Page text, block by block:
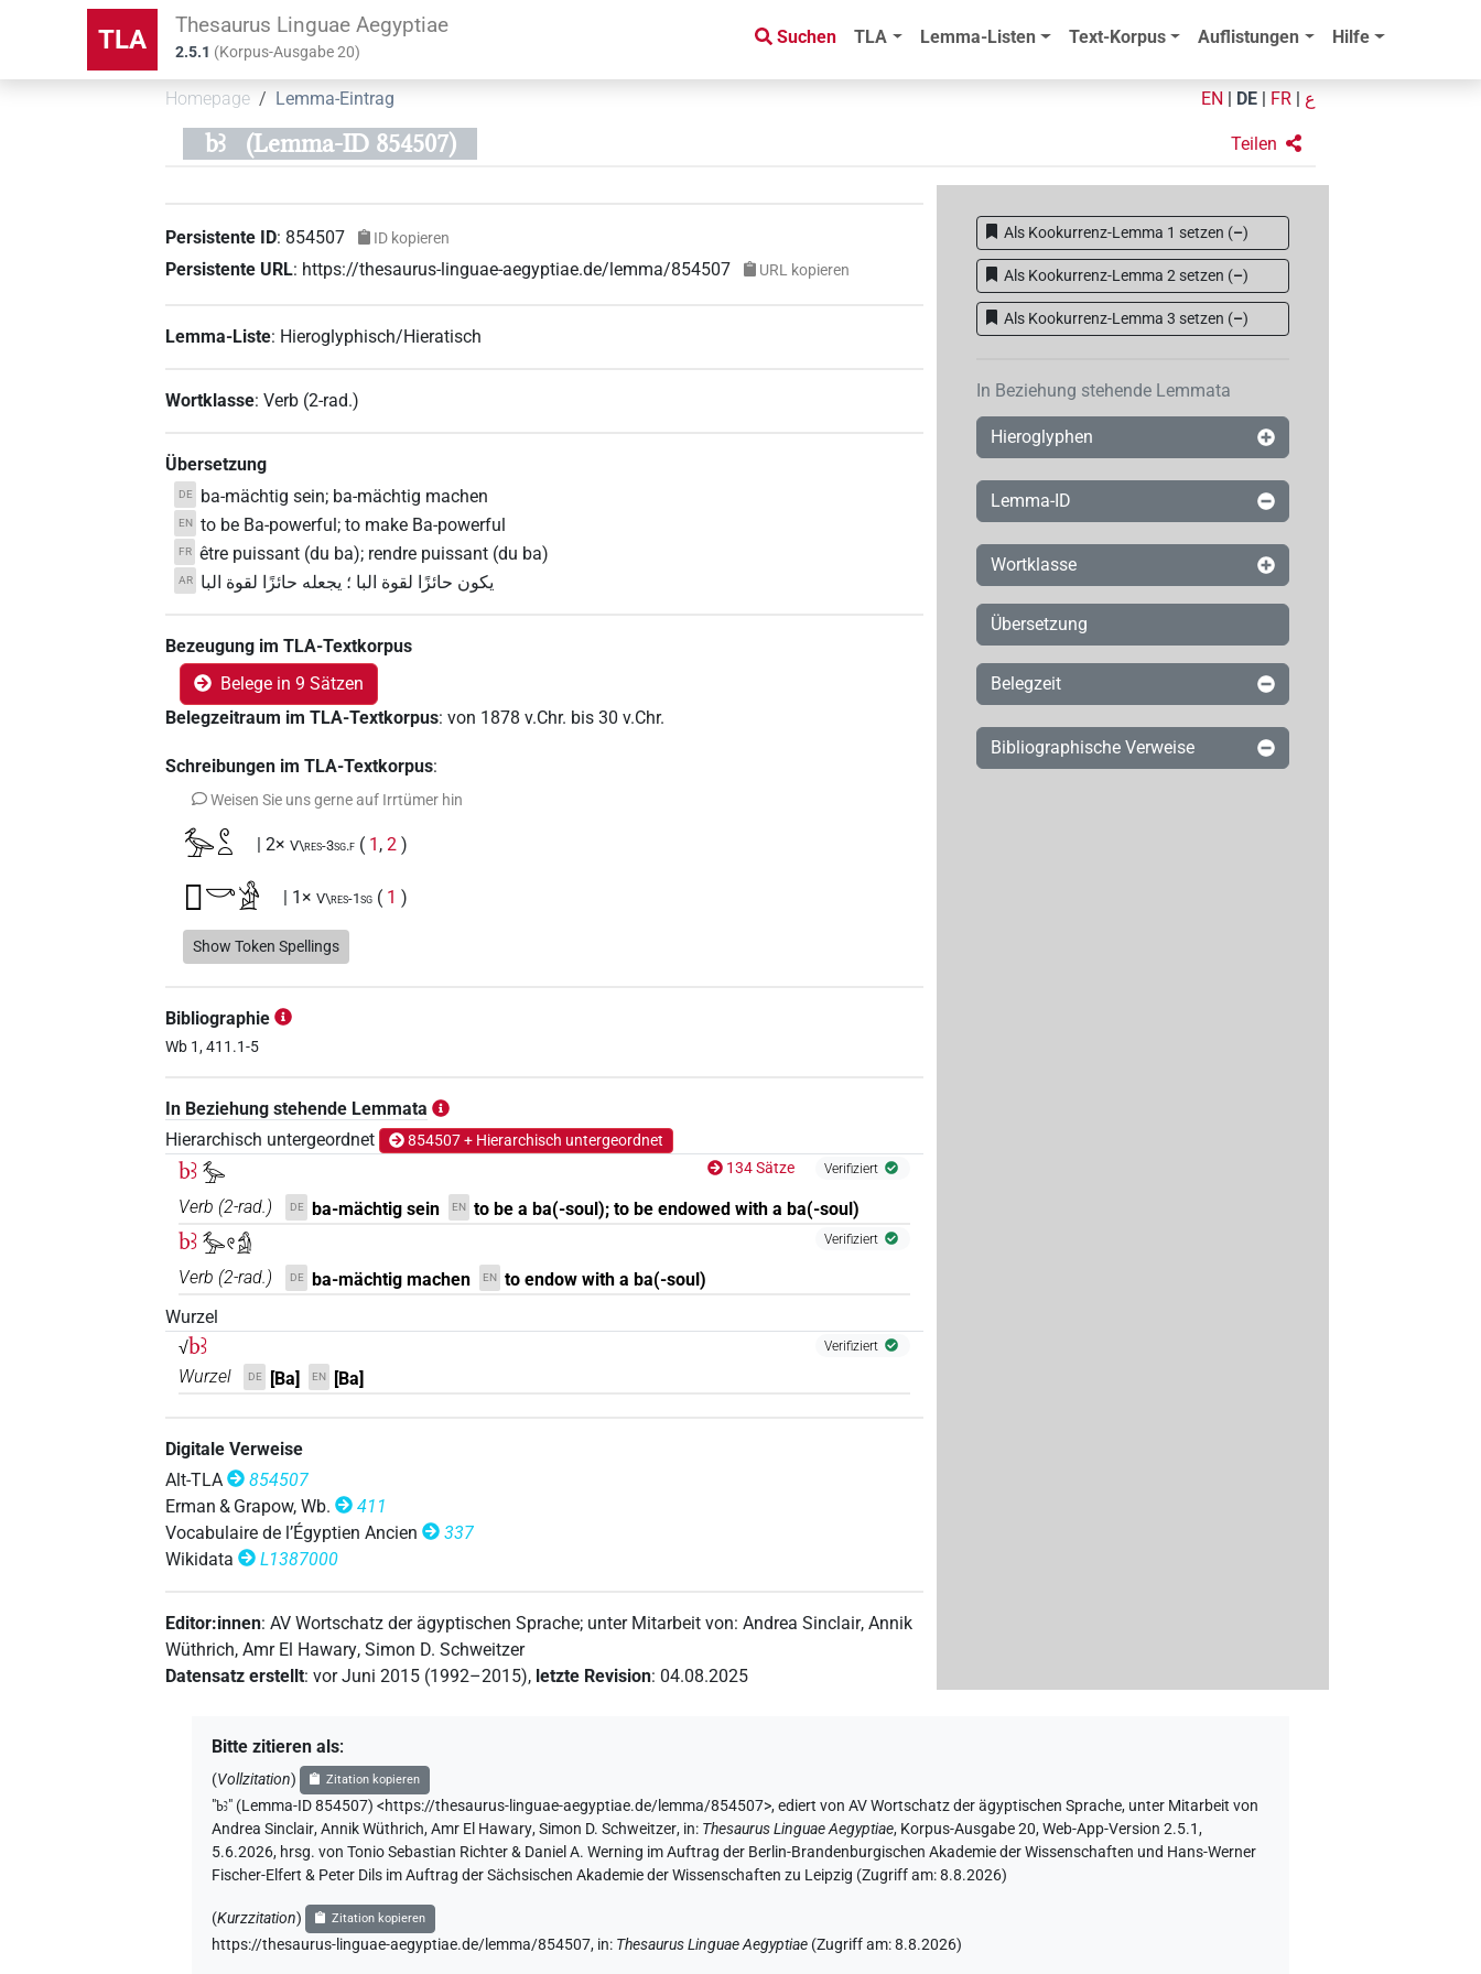
TLA Thesaurus Linguae Aegyptiae
2.5.1 (Korpus-Ausgabe20)
Suchen TLA Lemma-Listen Text-Korpus Auflistungen Hilfe
Homepage Lemma-Eintrag EN DE FR ع
bꜣ (Lemma-ID 854507) Teilen
Persistente ID: 854507 ID kopieren
Persistente URL: https://thesaurus-linguae-aegyptiae.de/lemma/854507 URL kopieren
Lemma-Liste: Hieroglyphisch/Hieratisch
Wortklasse:Verb (2-rad.)
Übersetzung
DE ba-mächtig sein; ba-mächtig machen
EN to be Ba-powerful; to make Ba-powerful
FR être puissant (du ba); rendre puissant (du ba)
AR يكون حائزًا لقوة البا ؛ يجعله حائزًا لقوة البا
Bezeugung im TLA-Textkorpus
Belege in 9 Sätzen
Belegzeitraum im TLA-Textkorpus:von 1878 v.Chr. bis 30 v.Chr.
Schreibungen im TLA-Textkorpus:
Weisen Sie uns gerne auf Irrtümer hin
𓅡𓏲𓏏 | 2× V\res-3sg.f ( 1 ,2 )
𓰴𓎡𓀀 | 1× V\res-1sg ( 1 )
𓳞𓏤𓅆 | 1× V\tam.act:stpr
Show Token Spellings
Bibliographie
Wb 1, 411.1-5
In Beziehung stehende Lemmata
Hierarchisch untergeordnet
854507 + Hierarchisch untergeordnet
bꜣ𓅡 134 Sätze Verifiziert
Verb (2-rad.) DE ba-mächtig sein EN to be a ba(-soul); to be endowed with a ba(-soul)
bꜣ𓅡𓏲𓀁 Verifiziert
Verb (2-rad.) DE ba-mächtig machen EN to endow with a ba(-soul)
Wurzel
√bꜣ Verifiziert
Wurzel DE [Ba] EN [Ba]
Digitale Verweise
Alt-TLA
854507
Erman & Grapow, Wb.
411
Vocabulaire de l’Égyptien Ancien
337
Wikidata
L1387000
Editor:innen:AV Wortschatz der ägyptischen Sprache; unter Mitarbeit von:Andrea Sinclair,Annik
Wüthrich,Amr El Hawary,Simon D. Schweitzer
Datensatz erstellt:vor Juni 2015 (1992–2015), letzte Revision: 04.08.2025
Als Kookurrenz-Lemma 1 setzen (–)
Als Kookurrenz-Lemma 2 setzen (–)
Als Kookurrenz-Lemma 3 setzen (–)
In Beziehung stehende Lemmata
Hieroglyphen
Lemma-ID
Wortklasse
Übersetzung
Belegzeit
Bibliographische Verweise
Bitte zitieren als:
(Vollzitation) Zitation kopieren
"bꜣ" (Lemma-ID 854507) <https://thesaurus-linguae-aegyptiae.de/lemma/854507>,ediert von AV Wortschatz der ägyptischen Sprache, unter Mitarbeit von
Andrea Sinclair,Annik Wüthrich,Amr El Hawary,Simon D. Schweitzer, in: Thesaurus Linguae Aegyptiae, Korpus-Ausgabe 20, Web-App-Version 2.5.1,
5.6.2026, hrsg. von Tonio Sebastian Richter & Daniel A. Werning im Auftrag der Berlin-Brandenburgischen Akademie der Wissenschaften und Hans-Werner
Fischer-Elfert & Peter Dils im Auftrag der Sächsischen Akademie der Wissenschaften zu Leipzig (Zugriff am:8.8.2026)
(Kurzzitation) Zitation kopieren
https://thesaurus-linguae-aegyptiae.de/lemma/854507, in: Thesaurus Linguae Aegyptiae (Zugriff am:8.8.2026)